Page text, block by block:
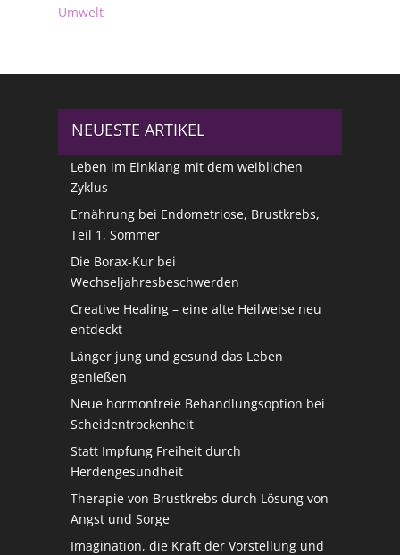
Umwelt
NEUESTE ARTIKEL
Leben im Einklang mit dem weiblichen
Zyklus
Ernährung bei Endometriose, Brustkrebs,
Teil 1, Sommer
Die Borax-Kur bei
Wechseljahresbeschwerden
Creative Healing – eine alte Heilweise neu
entdeckt
Länger jung und gesund das Leben
genießen
Neue hormonfreie Behandlungsoption bei
Scheidentrockenheit
Statt Impfung Freiheit durch
Herdengesundheit
Therapie von Brustkrebs durch Lösung von
Angst und Sorge
Imagination, die Kraft der Vorstellung und